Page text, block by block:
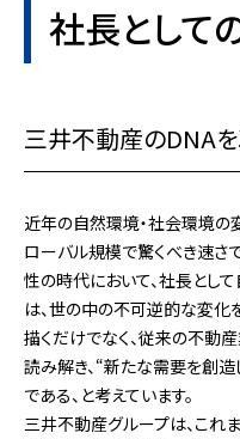
社長として
三井不動産のDNA
近年の自然環境・社会環境の
ローバル規模で驚くべき速さ
性の時代において、社長とし
は、世の中の不可逆的な変化
描くだけでなく、従来の不動
読み解き、“新たな需要を創造
である、と考えています。
三井不動産グループは、これ